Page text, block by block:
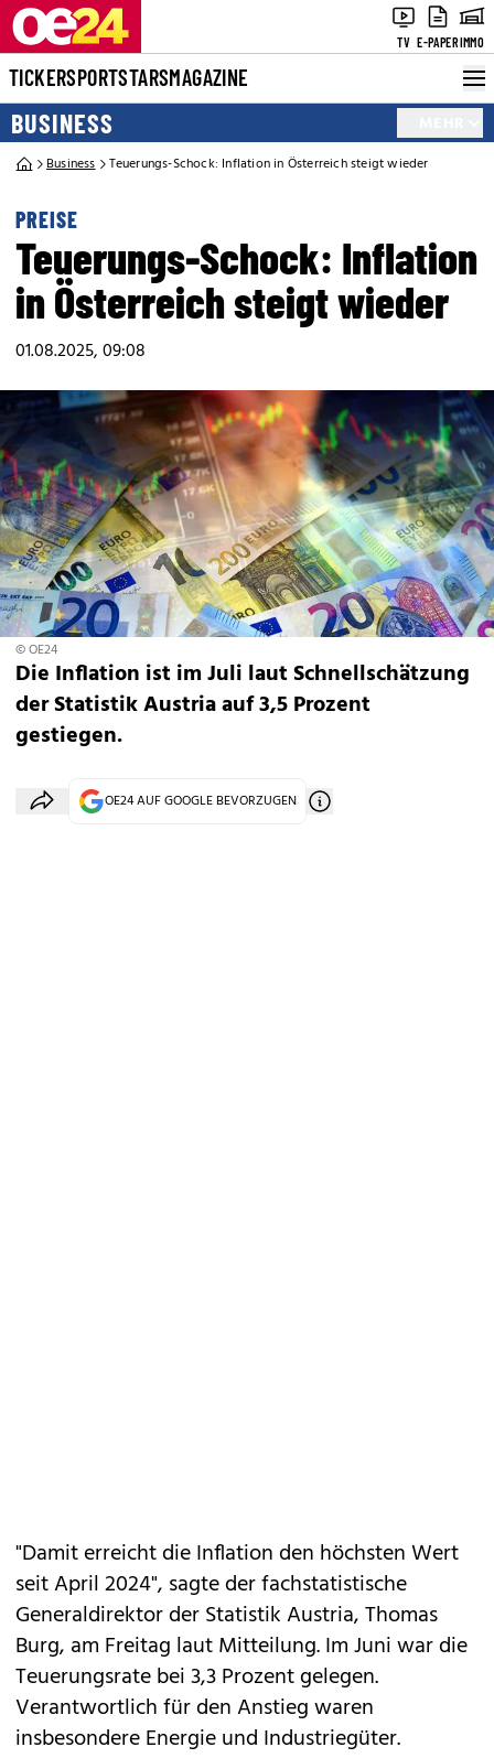
TV E-PAPERIMMO
TICKERSPORTSTARSMAGAZINE
BUSINESS
Business Teuerungs-Schock: Inflation in Österreich steigt wieder
PREISE
Teuerungs-Schock: Inflation
in Österreich steigt wieder
01.08.2025, 09:08
© OE24
Die Inflation ist im Juli laut Schnellschätzung
der Statistik Austria auf 3,5 Prozent
gestiegen.
OE24 AUF GOOGLE BEVORZUGEN
"Damit erreicht die Inflation den höchsten Wert
seit April 2024", sagte der fachstatistische
Generaldirektor der Statistik Austria, Thomas
Burg, am Freitag laut Mitteilung. Im Juni war die
Teuerungsrate bei 3,3 Prozent gelegen.
Verantwortlich für den Anstieg waren
insbesondere Energie und Industriegüter.